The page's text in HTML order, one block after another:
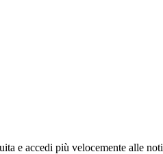
e accedi più velocemente alle